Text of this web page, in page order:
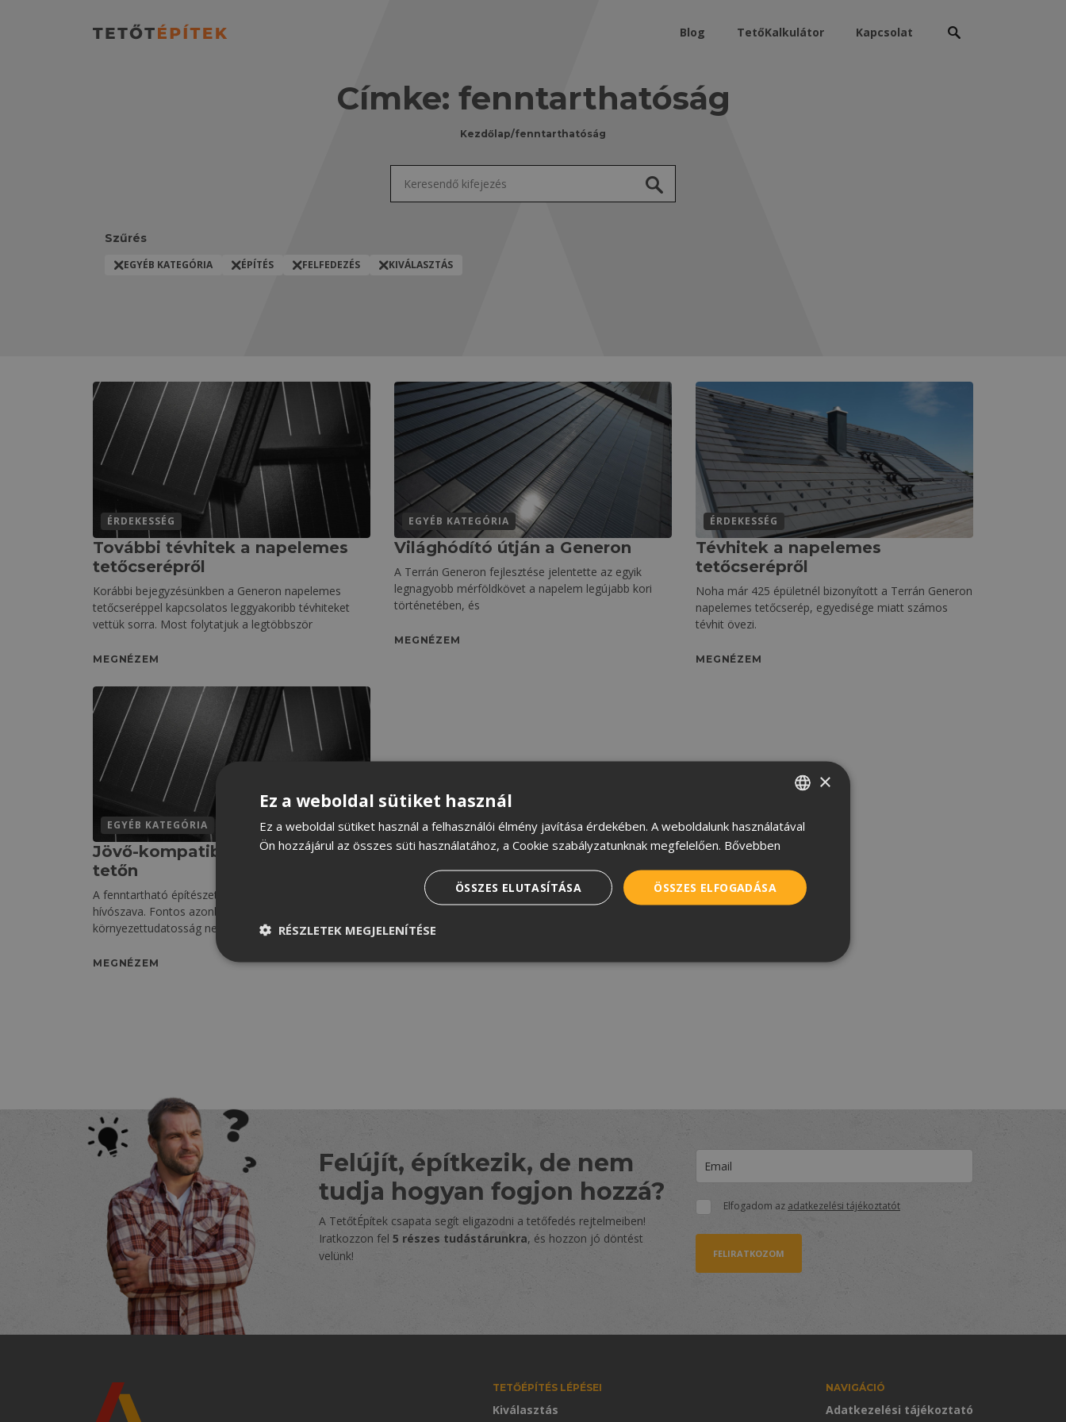
Blog TetőKalkulátor Kapcsolat Keresés:
Címke: fenntarthatóság
Kezdőlap/fenntarthatóság
Szűrés
EGYÉB KATEGÓRIA ÉPÍTÉS FELFEDEZÉS KIVÁLASZTÁS
ÉRDEKESSÉG
További tévhitek a napelemes
tetőcserépről
Korábbi bejegyzésünkben a Generon napelemes
tetőcseréppel kapcsolatos leggyakoribb tévhiteket
vettük sorra. Most folytatjuk a legtöbbször
MEGNÉZEM
EGYÉB KATEGÓRIA
Világhódító útján a Generon
A Terrán Generon fejlesztése jelentette az egyik
legnagyobb mérföldkövet a napelem legújabb kori
történetében, és
MEGNÉZEM
ÉRDEKESSÉG
Tévhitek a napelemes
tetőcserépről
Noha már 425 épületnél bizonyított a Terrán Generon
napelemes tetőcserép, egyedisége miatt számos
tévhit övezi.
MEGNÉZEM
EGYÉB KATEGÓRIA
Jövő-kompatibilis megoldás a
tetőn
A fenntartható építészet egyértelműen a jövő
hívószava. Fontos azonban, hogy a
környezettudatosság ne legyen gátja
MEGNÉZEM
Felújít, építkezik, de nem
tudja hogyan fogjon hozzá?
A TetőtÉpítek csapata segít eligazodni a tetőfedés rejtelmeiben!
Iratkozzon fel 5 részes tudástárunkra, és hozzon jó döntést
velünk!
Elfogadom az adatkezelési tájékoztatót
FELIRATKOZOM
TETŐÉPÍTÉS LÉPÉSEI
Kiválasztás
NAVIGÁCIÓ
Adatkezelési tájékoztató
HUNGARIAN
CROATIAN
ROMANIAN
SERBIAN
×
Ez a weboldal sütiket használ
Ez a weboldal sütiket használ a felhasználói élmény javítása érdekében. A weboldalunk használatával
Ön hozzájárul az összes süti használatához, a Cookie szabályzatunknak megfelelően. Bővebben
ÖSSZES ELFOGADÁSA
ÖSSZES ELUTASÍTÁSA
RÉSZLETEK MEGJELENÍTÉSE